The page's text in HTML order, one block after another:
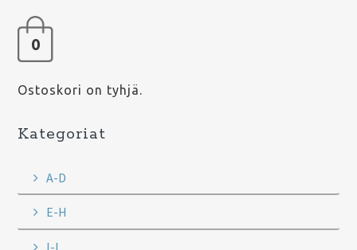
0
Ostoskori on tyhjä.
Kategoriat
A-D
E-H
I-L